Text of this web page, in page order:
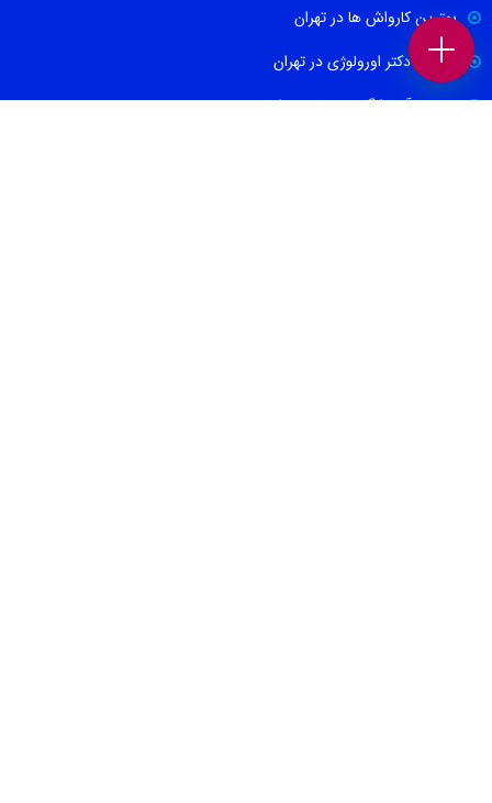
بهترین کارواش ها در تهران
بهترین دکتر اورولوژی در تهران
بهترین آموزشگاه موسیقی تهران